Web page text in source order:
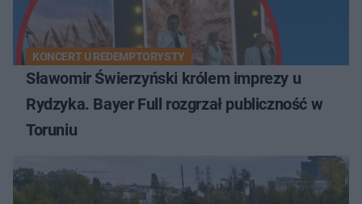
KONCERT U REDEMPTORYSTY
Sławomir Świerzyński królem imprezy u
Rydzyka. Bayer Full rozgrzał publiczność w
Toruniu